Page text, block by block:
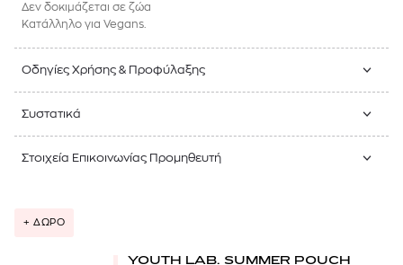
Δεν δοκιμάζεται σε ζώα
Κατάλληλο για Vegans.
Οδηγίες Χρήσης & Προφύλαξης
Συστατικά
Στοιχεία Επικοινωνίας Προμηθευτή
+ ΔΩΡΟ
YOUTH LAB. SUMMER POUCH